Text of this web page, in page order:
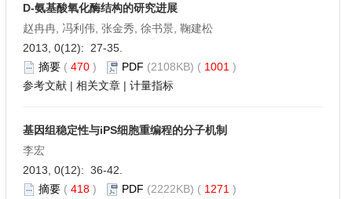
D-氨基酸氧化酶结构的研究进展
赵冉冉, 冯利伟, 张金秀, 徐书景, 鞠建松
2013, 0(12): 27-35.
摘要 ( 470 ) PDF (2108KB) ( 1001 )
参考文献 | 相关文章 | 计量指标
基因组稳定性与iPS细胞重编程的分子机制
李宏
2013, 0(12): 36-42.
摘要 ( 418 ) PDF (2222KB) ( 1271 )